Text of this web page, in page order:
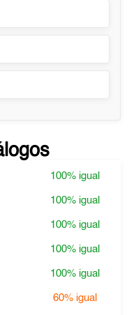
100% igual
100% igual
100% igual
100% igual
100% igual
60% igual